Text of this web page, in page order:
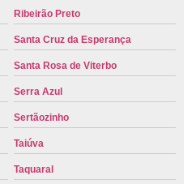
Ribeirão Preto
Santa Cruz da Esperança
Santa Rosa de Viterbo
Serra Azul
Sertãozinho
Taiúva
Taquaral